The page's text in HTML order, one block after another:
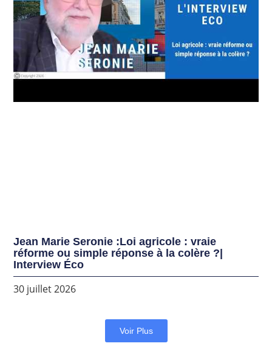
Jean Marie Seronie :Loi agricole : vraie
réforme ou simple réponse à la colère ?|
Interview Éco
30 juillet 2026
Voir Plus